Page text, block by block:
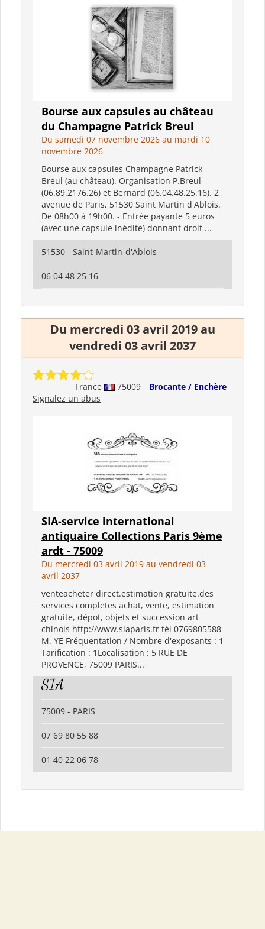
Bourse aux capsules au château
du Champagne Patrick Breul
Du samedi 07 novembre 2026 au mardi 10
novembre 2026
Bourse aux capsules Champagne Patrick
Breul (au château). Organisation P.Breul
(06.89.2176.26) et Bernard (06.04.48.25.16). 2
avenue de Paris, 51530 Saint Martin d'Ablois.
De 08h00 à 19h00. - Entrée payante 5 euros
(avec une capsule inédite) donnant droit ...
51530 - Saint-Martin-d'Ablois
06 04 48 25 16
Du mercredi 03 avril 2019 au
vendredi 03 avril 2037
France 75009
Brocante / Enchère
Signalez un abus
SIA-service international
antiquaire Collections Paris 9ème
ardt - 75009
Du mercredi 03 avril 2019 au vendredi 03
avril 2037
venteacheter direct.estimation gratuite.des
services completes achat, vente, estimation
gratuite, dépot, objets et succession art
chinois http://www.siaparis.fr tél 0769805588
M. YE Fréquentation / Nombre d'exposants : 1
Tarification : 1Localisation : 5 RUE DE
PROVENCE, 75009 PARIS...
SIA
75009 - PARIS
07 69 80 55 88
01 40 22 06 78